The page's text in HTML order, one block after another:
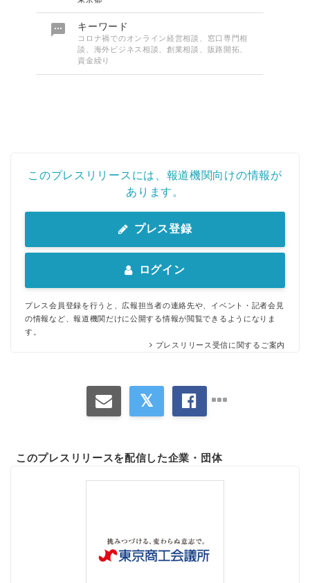
 キーワード
コロナ禍でのオンライン経営相談、窓口専門相
談、海外ビジネス相談、創業相談、販路開拓、
資金繰り
このプレスリリースには、報道機関向けの情報が
あります。
プレス登録
ログイン
プレス会員登録を行うと、広報担当者の連絡先や、イベント・記者会見
の情報など、報道機関だけに公開する情報が閲覧できるようになりま
す。
プレスリリース受信に関するご案内
このプレスリリースを配信した企業・団体